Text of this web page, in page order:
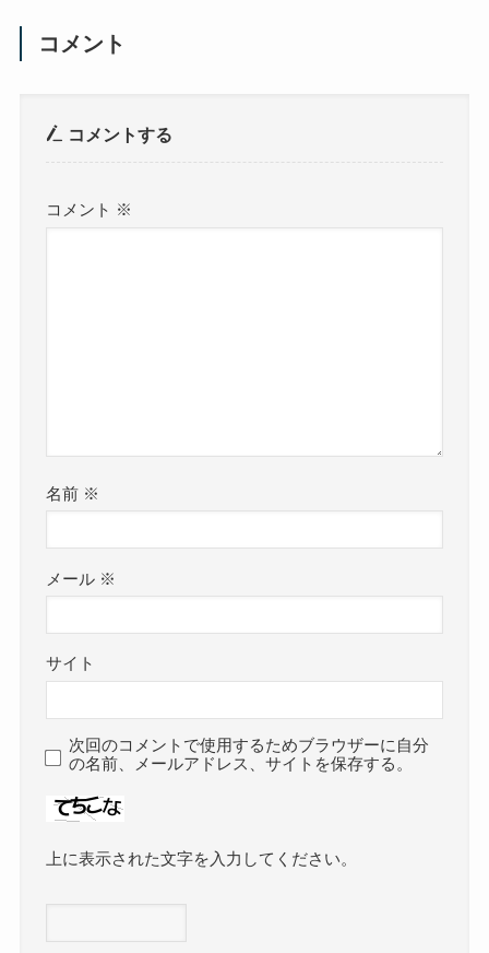
コメント
コメントする
コメント ※
名前 ※
メール ※
サイト
次回のコメントで使用するためブラウザーに自分
の名前、メールアドレス、サイトを保存する。
上に表示された文字を入力してください。